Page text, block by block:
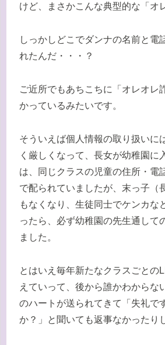
けど、まさかこんな典型的な「オ
しっかしどこでダンナの名前と電
れたんだ・・・？
ご近所でもあちこちに「オレオレ
かっているみたいです。
そういえば個人情報の取り扱いに
く厳しくなって、長女が幼稚園に
は、同じクラスの児童の住所・電
で配られていましたが、末っ子（
もなくなり、生徒同士でケンカな
ったら、必ず幼稚園の先生通して
ました。
とはいえ毎年新たなクラスごとの
えていって、後から誰かわからな
のハートが送られてきて「失礼で
か？」と聞いても返事なかったり